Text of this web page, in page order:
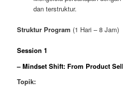
dan terstruktur.
Struktur Program (1 Hari – 8 Jam)
Session 1
– Mindset Shift: From Product
Topik: